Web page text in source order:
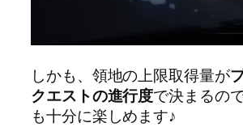
しかも、領地の上限取得量が
クエストの進行度で決まるの
も十分に楽しめます♪